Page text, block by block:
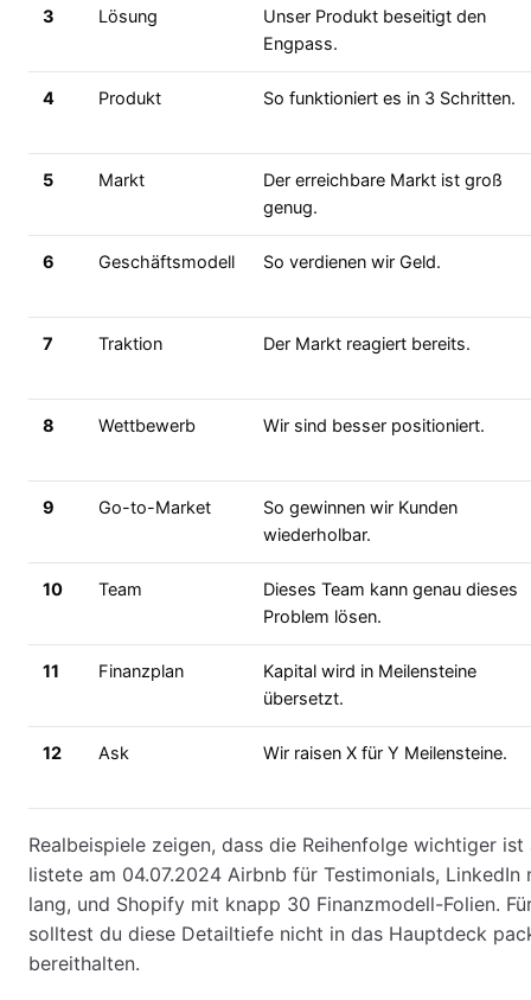
3 Lösung
Unser Produkt beseitigt den
Engpass.
4 Produkt So funktioniert es in 3 Schritten.
5 Markt
Der erreichbare Markt ist groß
genug.
6 Geschäftsmodell So verdienen wir Geld.
7 Traktion Der Markt reagiert bereits.
8 Wettbewerb Wir sind besser positioniert.
9 Go-to-Market
So gewinnen wir Kunden
wiederholbar.
10 Team
Dieses Team kann genau dieses
Problem lösen.
11 Finanzplan
Kapital wird in Meilensteine
übersetzt.
12 Ask Wir raisen X für Y Meilensteine.
Realbeispiele zeigen, dass die Reihenfolge wichtiger
listete am 04.07.2024 Airbnb für Testimonials,
lang, und Shopify mit knapp 30 Finanzmodell-Folien.
solltest du diese Detailtiefe nicht in das Hauptdeck
bereithalten.